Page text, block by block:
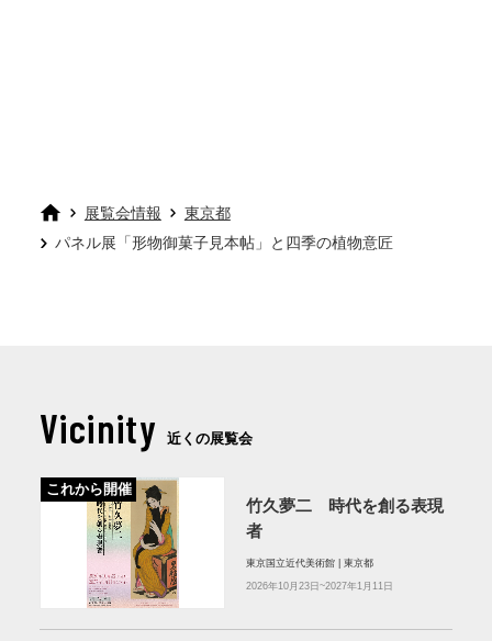
展覧会情報
東京都
パネル展「形物御菓子見本帖」と四季の植物意匠
Vicinity 近くの展覧会
これから開催
竹久夢二 時代を創る表現
者
東京国立近代美術館 | 東京都
2026年10月23日~2027年1月11日